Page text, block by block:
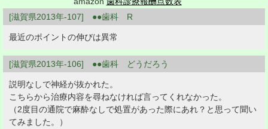
[滋賀県2013年-107] ●●歯科 R
最近のポイントの伸びは異常
[滋賀県2013年-106] ●●歯科 どうだろう
説明なしで神経が抜かれた。
こちらから治療内容を尋ねなければ言ってくれなかった。
（2度目の通院で麻酔なしで処置があった際にあれ？と思って聞い
てみました。）